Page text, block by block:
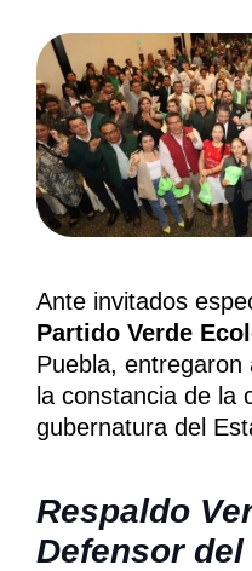
Ante invitados
Partido Verde
Puebla, entregaron
la constancia de la
gubernatura del
Respaldo
Defensor del